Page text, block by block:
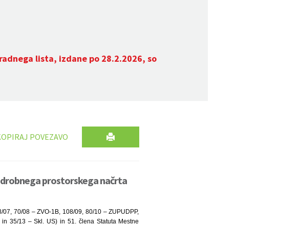
lista, izdane po 28.2.2026, so
POVEZAVO
prostorskega načrta
70/08 – ZVO-1B, 108/09, 80/10 – ZUPUDPP,
35/13 – Skl. US) in 51. člena Statuta Mestne